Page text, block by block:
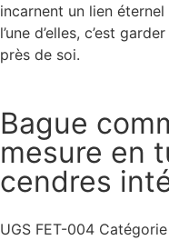
incarnent un lien
l’une d’elles, c’est
près de soi.
Bague
mesure en
cendres
UGS FET-004 Catégorie